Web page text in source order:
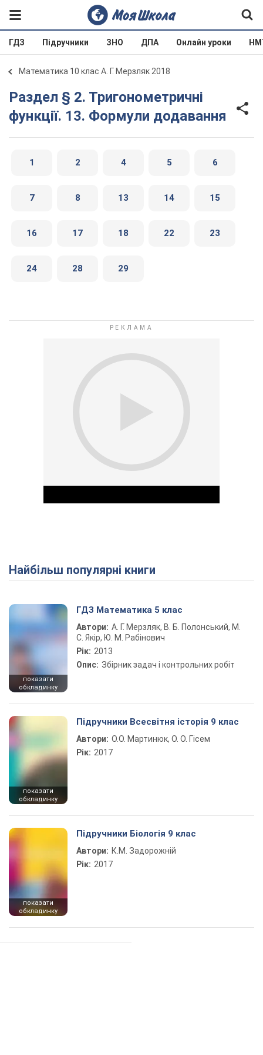
ГДЗ Підручники ЗНО ДПА Онлайн уроки
Математика 10 клас А. Г. Мерзляк 2018
Раздел § 2. Тригонометричні
функції. 13. Формули додавання
1 2 4 5 6
7 8 13 14 15
16 17 18 22 23
24 28 29
Play Video
Найбільш популярні книги
показати
обкладинку
ГДЗ Математика 5 клас
Автори: А. Г. Мерзляк, В. Б. Полонський, М.
С. Якір, Ю. М. Рабінович
Рік: 2013
Опис: Збірник задач і контрольних робіт
показати
обкладинку
Підручники Всесвітня історія 9 клас
Автори: О.О. Мартинюк, О. О. Гісем
Рік: 2017
показати
обкладинку
Підручники Біологія 9 клас
Автори: К.М. Задорожній
Рік: 2017